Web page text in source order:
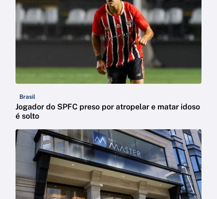
Brasil
Jogador do SPFC preso por atropelar e matar idoso
é solto